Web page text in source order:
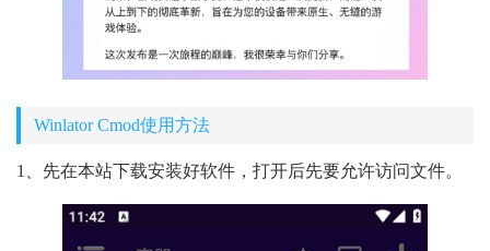
Winlator Cmod使用方法
1、先在本站下载安装好软件，打开后先要允许访问文件。